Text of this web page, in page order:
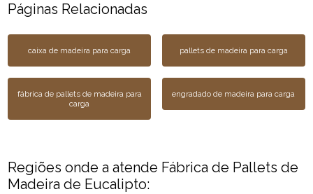
Páginas Relacionadas
caixa de madeira para carga pallets de madeira para carga
fábrica de pallets de madeira para
carga
engradado de madeira para carga
Regiões onde a atende Fábrica de Pallets de
Madeira de Eucalipto: